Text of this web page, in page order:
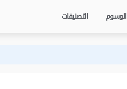
الوسوم التصنيفات